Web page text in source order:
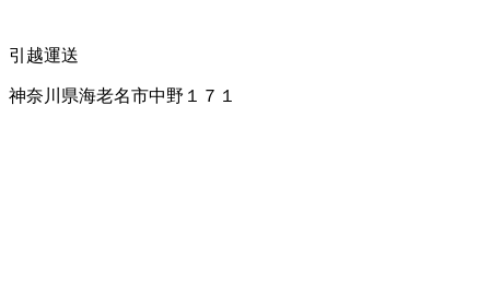
引越運送
神奈川県海老名市中野１７１